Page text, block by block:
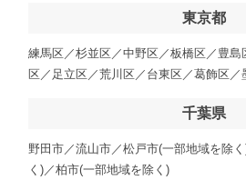
東京都
練馬区／杉並区／中野区／板橋区／豊
区／足立区／荒川区／台東区／葛飾区／
千葉県
野田市／流山市／松戸市(一部地域を除
く)／柏市(一部地域を除く)